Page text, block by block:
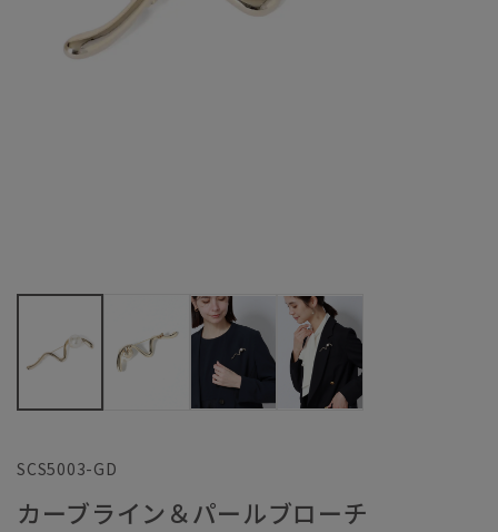
SCS5003-GD
カーブライン＆パールブローチ